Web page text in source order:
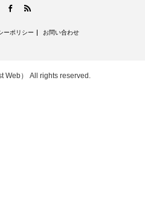
TwitterFacebook
ーポリシー お問い合わせ
Web） All rights reserved.